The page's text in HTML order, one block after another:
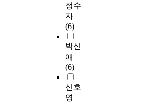
정수
자
(6)
박신
애
(6)
신호
영